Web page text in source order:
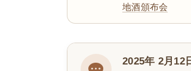
地酒頒布会
2025年 2月12